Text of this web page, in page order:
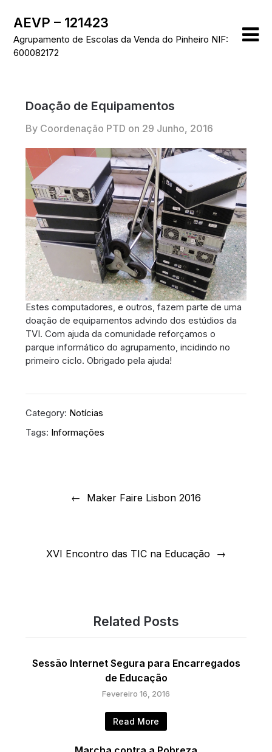
content
AEVP – 121423
Agrupamento de Escolas da Venda do Pinheiro NIF:
600082172
Doação de Equipamentos
By Coordenação PTD on 29 Junho, 2016
Estes computadores, e outros, fazem parte de uma
doação de equipamentos advindo dos estúdios da
TVI. Com ajuda da comunidade reforçamos o
parque informático do agrupamento, incidindo no
primeiro ciclo. Obrigado pela ajuda!
Category: Notícias
Tags: Informações
Maker Faire Lisbon 2016
XVI Encontro das TIC na Educação
Related Posts
Sessão Internet Segura para Encarregados
de Educação
Fevereiro 16, 2016
Read More